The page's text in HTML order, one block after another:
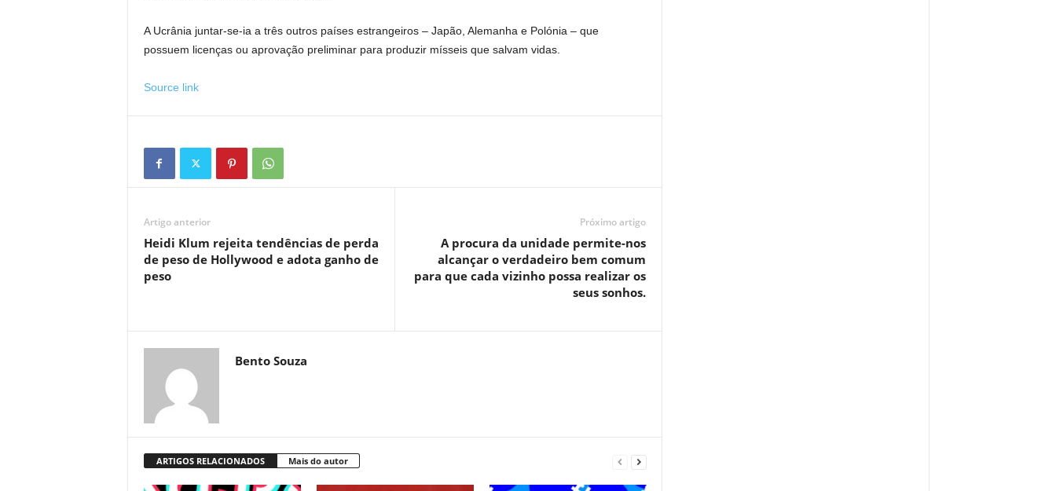
A Ucrânia juntar-se-ia a três outros países estrangeiros – Japão, Alemanha e Polónia – que
possuem licenças ou aprovação preliminar para produzir mísseis que salvam vidas.
Source link
Artigo anterior
Heidi Klum rejeita tendências de perda
de peso de Hollywood e adota ganho de
peso
Próximo artigo
A procura da unidade permite-nos
alcançar o verdadeiro bem comum
para que cada vizinho possa realizar os
seus sonhos.
Bento Souza
ARTIGOS RELACIONADOS Mais do autor